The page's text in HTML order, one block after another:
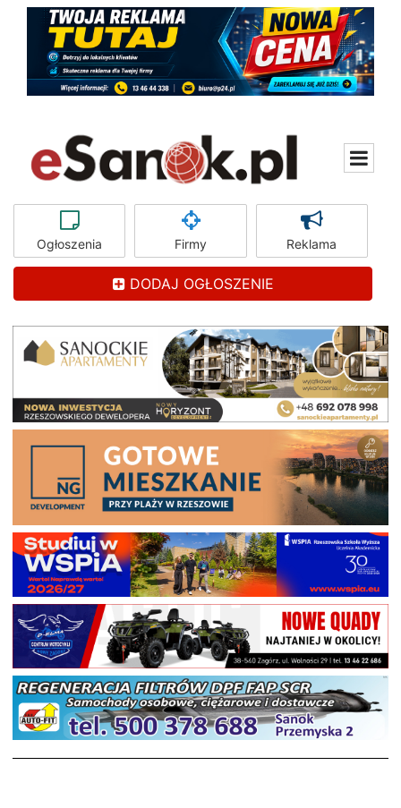
Ogłoszenia Firmy Reklama
DODAJ OGŁOSZENIE